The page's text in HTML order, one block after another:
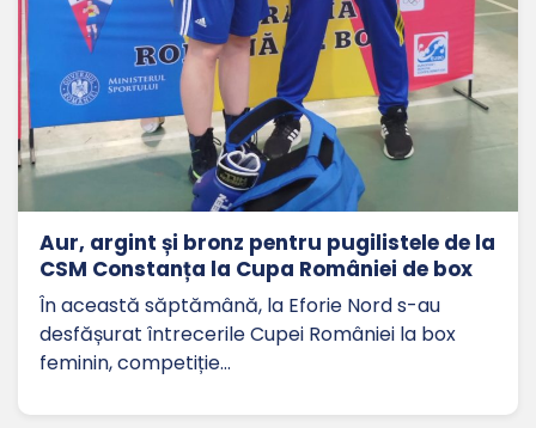
Aur, argint și bronz pentru pugilistele de la
CSM Constanța la Cupa României de box
În această săptămână, la Eforie Nord s-au
desfășurat întrecerile Cupei României la box
feminin, competiție…